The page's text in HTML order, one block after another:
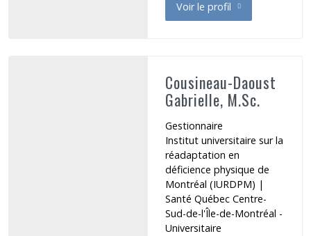
Voir le profil
de Courchesne Marie
Cousineau-Daoust
Gabrielle, M.Sc.
Gestionnaire
Institut universitaire sur la
réadaptation en
déficience physique de
Montréal (IURDPM) |
Santé Québec Centre-
Sud-de-l'Île-de-Montréal -
Universitaire